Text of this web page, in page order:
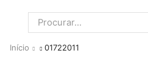
Search
Início 01722011